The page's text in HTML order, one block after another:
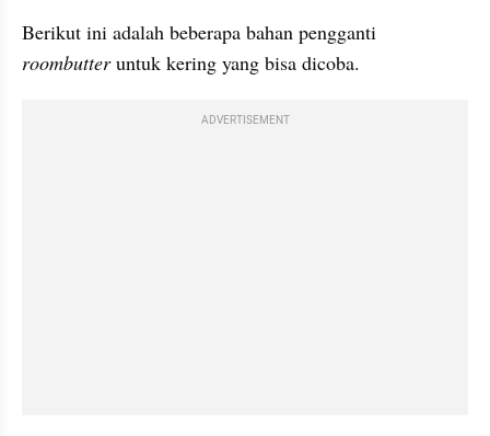
roombutter untuk kering yang bisa dicoba.
ADVERTISEMENT